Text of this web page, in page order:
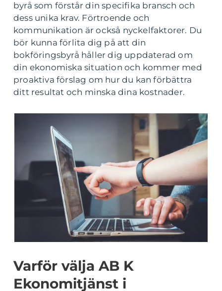
byrå som förstår din specifika bransch och
dess unika krav. Förtroende och
kommunikation är också nyckelfaktorer. Du
bör kunna förlita dig på att din
bokföringsbyrå håller dig uppdaterad om
din ekonomiska situation och kommer med
proaktiva förslag om hur du kan förbättra
ditt resultat och minska dina kostnader.
Varför välja AB K
Ekonomitjänst i